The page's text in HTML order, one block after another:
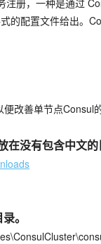
注册，一种是通过
的配置文件给出。
善单节点Consul的
在没有包含中文的
。